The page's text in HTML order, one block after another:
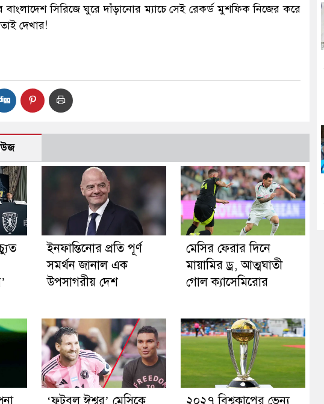
সিরিজে ঘুরে দাঁড়ানোর ম্যাচে সেই রেকর্ড মুশফিক নিজের করে
দেখার!
ইনফান্তিনোর প্রতি পূর্ণ
সমর্থন জানাল এক
উপসাগরীয় দেশ
মেসির ফেরার দিনে
মায়ামির ড্র, আত্মঘাতী
গোল ক্যাসেমিরোর
‘ফুটবল ঈশ্বর’ মেসিকে ২০২৭ বিশ্বকাপের ভেন্যু